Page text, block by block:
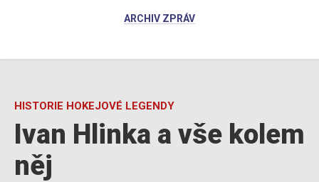
ARCHIV ZPRÁV
HISTORIE HOKEJOVÉ LEGENDY
Ivan Hlinka a vše kolem
něj